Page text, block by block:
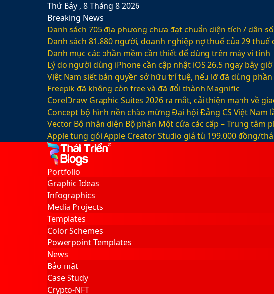
Thứ Bảy , 8 Tháng 8 2026
Breaking News
Danh sách 705 địa phương chưa đạt chuẩn diện tích / dân
Danh sách 81.880‬ người, doanh nghiệp nợ thuế của 29
Danh mục các phần mềm cần thiết để dùng trên máy vi tính
Lý do người dùng iPhone cần cập nhật iOS 26.5 ngay bây giờ
Việt Nam siết bản quyền sở hữu trí tuệ, nếu lỡ đã dùng
Freepik đã không còn free và đã đổi thành Magnific
CorelDraw Graphic Suites 2026 ra mắt, cải thiện mạnh về
Concept bộ hình nền chào mừng Đại hội Đảng CS Việt Nam
Vector Bộ nhận diện Bộ phận Một cửa các cấp – Trung tâm
Apple tung gói Apple Creator Studio giá từ 199.000 đồng/
Facebook
X
LinkedIn
YouTube
Google
Play
Sidebar
Switch
skin
Portfolio
Graphic Ideas
Infographics
Media Projects
Templates
Color Schemes
Powerpoint Templates
News
Bảo mật
Case Study
Crypto-NFT